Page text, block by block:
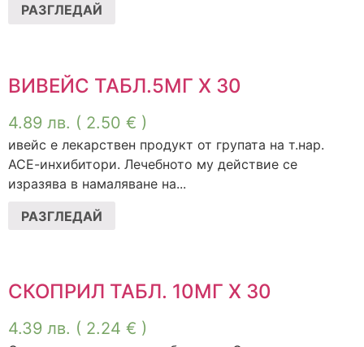
РАЗГЛЕДАЙ
ВИВЕЙС ТАБЛ.5МГ Х 30
4.89 лв. ( 2.50 € )
ивейс е лекарствен продукт от групата на т.нар.
АСЕ-инхибитори. Лечебното му действие се
изразява в намаляване на...
РАЗГЛЕДАЙ
СКОПРИЛ ТАБЛ. 10МГ Х 30
4.39 лв. ( 2.24 € )